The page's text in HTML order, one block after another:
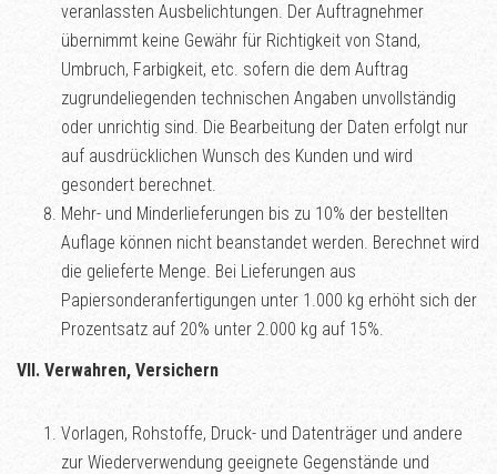
veranlassten Ausbelichtungen. Der Auftragnehmer
übernimmt keine Gewähr für Richtigkeit von Stand,
Umbruch, Farbigkeit, etc. sofern die dem Auftrag
zugrundeliegenden technischen Angaben unvollständig
oder unrichtig sind. Die Bearbeitung der Daten erfolgt nur
auf ausdrücklichen Wunsch des Kunden und wird
gesondert berechnet.
Mehr- und Minderlieferungen bis zu 10% der bestellten
Auflage können nicht beanstandet werden. Berechnet wird
die gelieferte Menge. Bei Lieferungen aus
Papiersonderanfertigungen unter 1.000 kg erhöht sich der
Prozentsatz auf 20% unter 2.000 kg auf 15%.
VII. Verwahren, Versichern
Vorlagen, Rohstoffe, Druck- und Datenträger und andere
zur Wiederverwendung geeignete Gegenstände und